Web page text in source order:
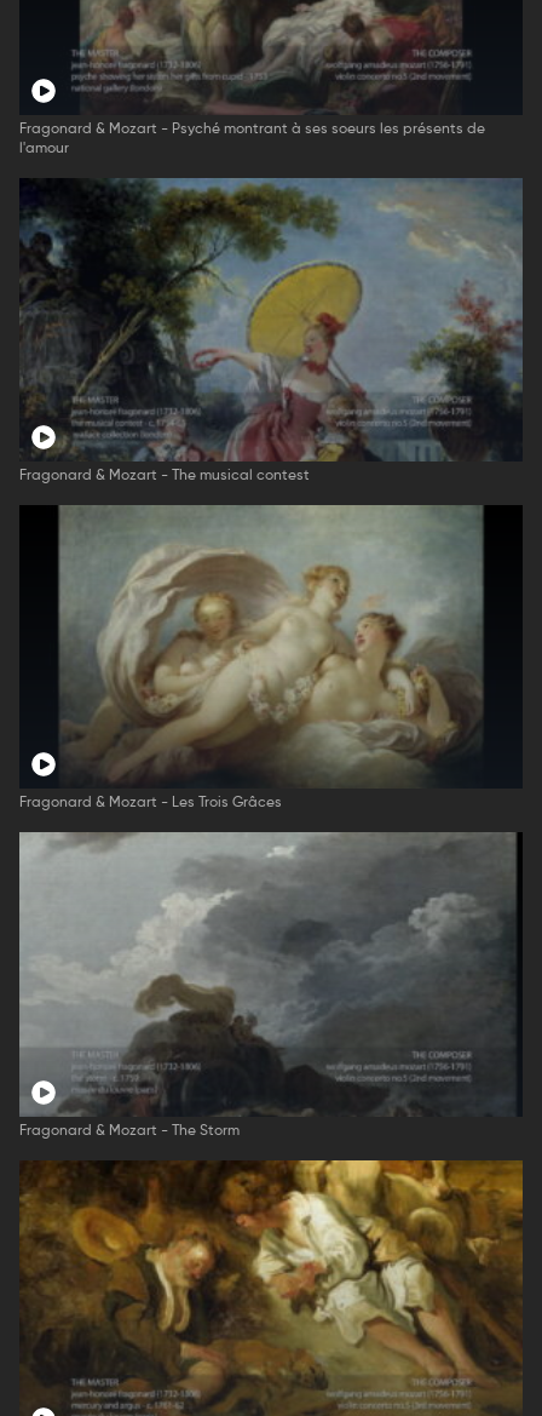
Fragonard & Mozart - Psyché montrant à ses soeurs les présents de
l'amour
Fragonard & Mozart - The musical contest
Fragonard & Mozart - Les Trois Grâces
Fragonard & Mozart - The Storm